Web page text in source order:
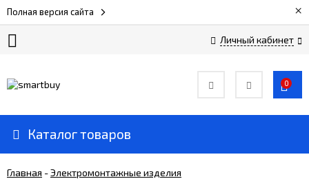
Полная версия сайта ×
Личный кабинет
0
Каталог товаров
Главная -Электромонтажные изделия